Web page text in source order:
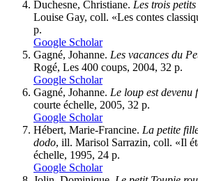
Duchesne, Christiane. Les trois
Louise Gay, coll. «Les contes
p.
Google Scholar
Gagné, Johanne. Les vacances du
Rogé, Les 400 coups, 2004, 32 p.
Google Scholar
Gagné, Johanne. Le loup est devenu
courte échelle, 2005, 32 p.
Google Scholar
Hébert, Marie-Francine. La petite
dodo, ill. Marisol Sarrazin, coll. «Il
échelle, 1995, 24 p.
Google Scholar